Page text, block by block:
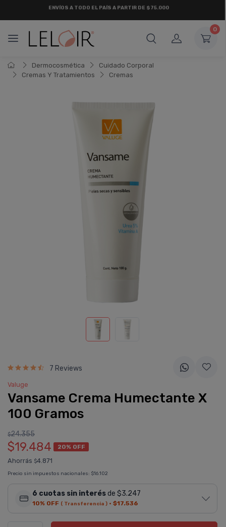
¡ HASTA 6 CUOTAS SIN INTERÉSY 18 CUOTAS FIJAS !
0
Dermocosmética
Cuidado Corporal
Cremas Y Tratamientos
Cremas
7 Reviews
Valuge
Vansame Crema Humectante X
100 Gramos
$24.355
$19.484 20% OFF
Ahorrás $4.871
Precio sin impuestos nacionales: $16.102
6 cuotas sin interésde $3.247
10% OFF ( Transferencia ) · $17.536